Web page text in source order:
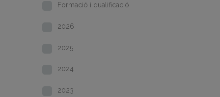
Formació i qualificació
2026
2025
2024
2023